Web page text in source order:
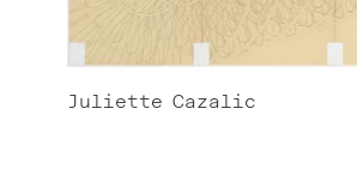
Juliette Cazalic